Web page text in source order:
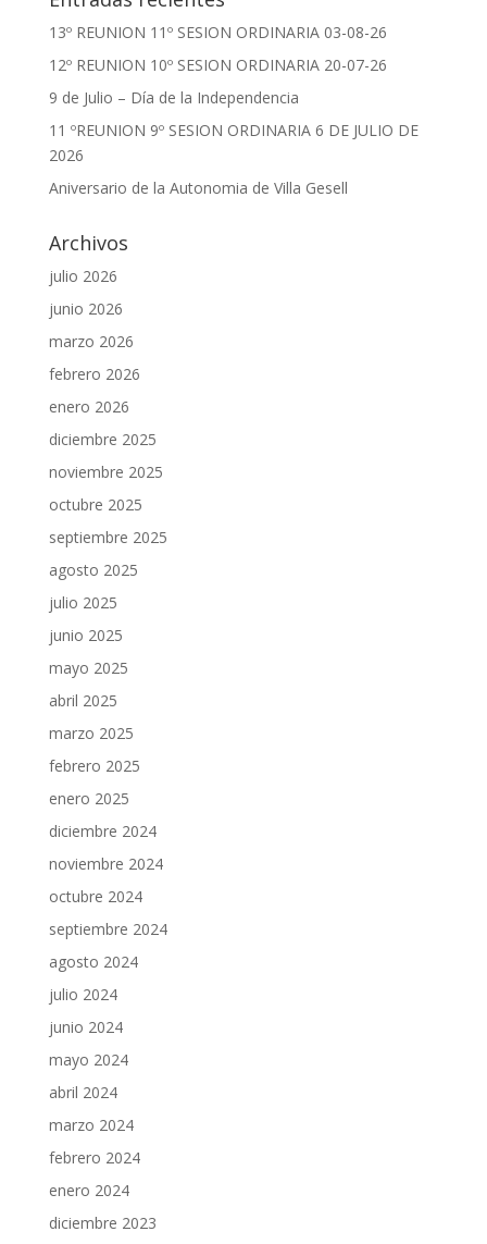
13º REUNION 11º SESION ORDINARIA 03-08-26
12º REUNION 10º SESION ORDINARIA 20-07-26
9 de Julio – Día de la Independencia
11 ºREUNION 9º SESION ORDINARIA 6 DE JULIO DE
2026
Aniversario de la Autonomia de Villa Gesell
Archivos
julio 2026
junio 2026
marzo 2026
febrero 2026
enero 2026
diciembre 2025
noviembre 2025
octubre 2025
septiembre 2025
agosto 2025
julio 2025
junio 2025
mayo 2025
abril 2025
marzo 2025
febrero 2025
enero 2025
diciembre 2024
noviembre 2024
octubre 2024
septiembre 2024
agosto 2024
julio 2024
junio 2024
mayo 2024
abril 2024
marzo 2024
febrero 2024
enero 2024
diciembre 2023